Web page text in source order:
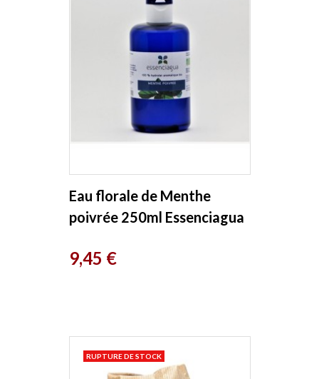
Eau florale de Menthe
poivrée 250ml Essenciagua
Prix
9,45 €
RUPTURE DE STOCK